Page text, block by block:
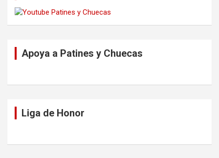
Apoya a Patines y Chuecas
Liga de Honor